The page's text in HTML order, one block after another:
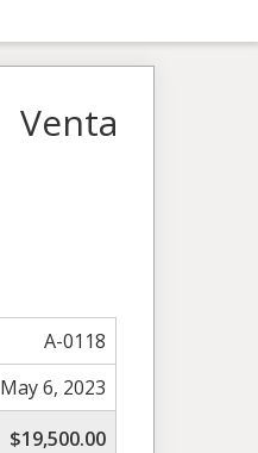
Venta
A-0118
May 6, 2023
$19,500.00